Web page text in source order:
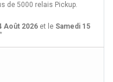
de 5000 relais Pickup.
Août 2026et le Samedi 15
*